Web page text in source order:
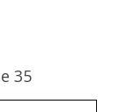
35